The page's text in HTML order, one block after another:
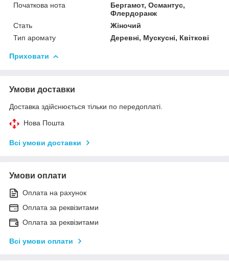
Початкова нота
Бергамот, Османтус,
Флердоранж
Стать
Жіночий
Тип аромату
Деревні, Мускусні, Квіткові
Приховати
Умови доставки
Доставка здійснюється тільки по передоплаті.
Нова Пошта
Всі умови доставки
Умови оплати
Оплата на рахунок
Оплата за реквізитами
Оплата за реквізитами
Всі умови оплати